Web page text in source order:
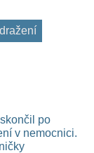
po
v nemocnici.